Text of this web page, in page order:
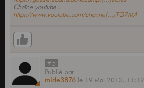
Chaîne youtube :
https://www.youtube.com/channe(...)TQ7MA
#5
Publié par
mlde3876 le 19 Mai 2013, 11:12